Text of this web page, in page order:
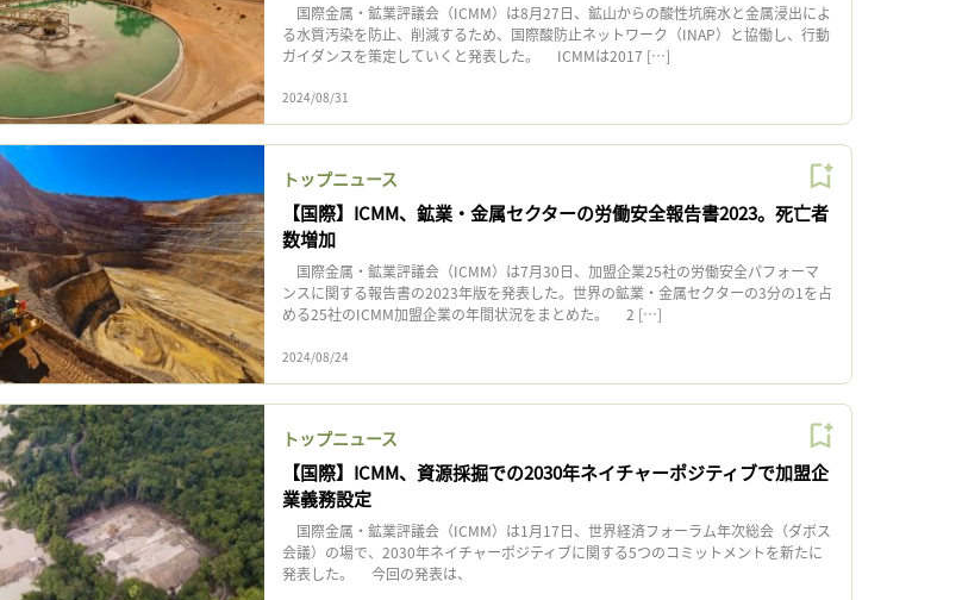
国際金属・鉱業評議会（ICMM）は8月27日、鉱山からの酸性坑廃水と金属浸出によ
る水質汚染を防止、削減するため、国際酸防止ネットワーク（INAP）と協働し、行動
ガイダンスを策定していくと発表した。 ICMMは2017 […]
2024/08/31
トップニュース
【国際】ICMM、鉱業・金属セクターの労働安全報告書2023。死亡者
数増加
国際金属・鉱業評議会（ICMM）は7月30日、加盟企業25社の労働安全パフォーマ
ンスに関する報告書の2023年版を発表した。世界の鉱業・金属セクターの3分の1を占
める25社のICMM加盟企業の年間状況をまとめた。 2 […]
2024/08/24
トップニュース
【国際】ICMM、資源採掘での2030年ネイチャーポジティブで加盟企
業義務設定
国際金属・鉱業評議会（ICMM）は1月17日、世界経済フォーラム年次総会（ダボス
会議）の場で、2030年ネイチャーポジティブに関する5つのコミットメントを新たに
発表した。 今回の発表は、
記事をお気に入りに保存するには
ログインが必要です
ログイン 会員登録